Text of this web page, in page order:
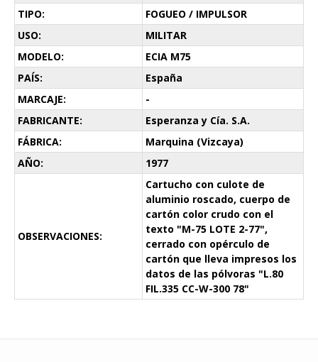
TIPO:
FOGUEO / IMPULSOR
USO:
MILITAR
MODELO:
ECIA M75
PAÍS:
España
MARCAJE:
-
FABRICANTE:
Esperanza y Cía. S.A.
FÁBRICA:
Marquina (Vizcaya)
AÑO:
1977
OBSERVACIONES:
Cartucho con culote de
aluminio roscado, cuerpo de
cartón color crudo con el
texto "M-75 LOTE 2-77",
cerrado con opérculo de
cartón que lleva impresos los
datos de las pólvoras "L.80
FIL.335 CC-W-300 78"